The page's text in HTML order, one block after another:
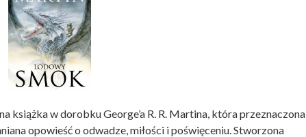
książka w dorobku George’a R. R. Martina, która przeznaczona
opowieść o odwadze, miłości i poświęceniu. Stworzona